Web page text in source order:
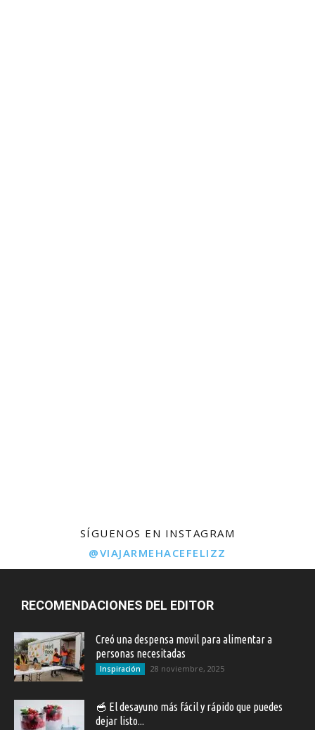
SÍGUENOS EN INSTAGRAM
@VIAJARMEHACEFELIZZ
RECOMENDACIONES DEL EDITOR
Creó una despensa movil para alimentar a
personas necesitadas
Inspiración 28 noviembre, 2025
🥣 El desayuno más fácil y rápido que puedes
dejar listo...